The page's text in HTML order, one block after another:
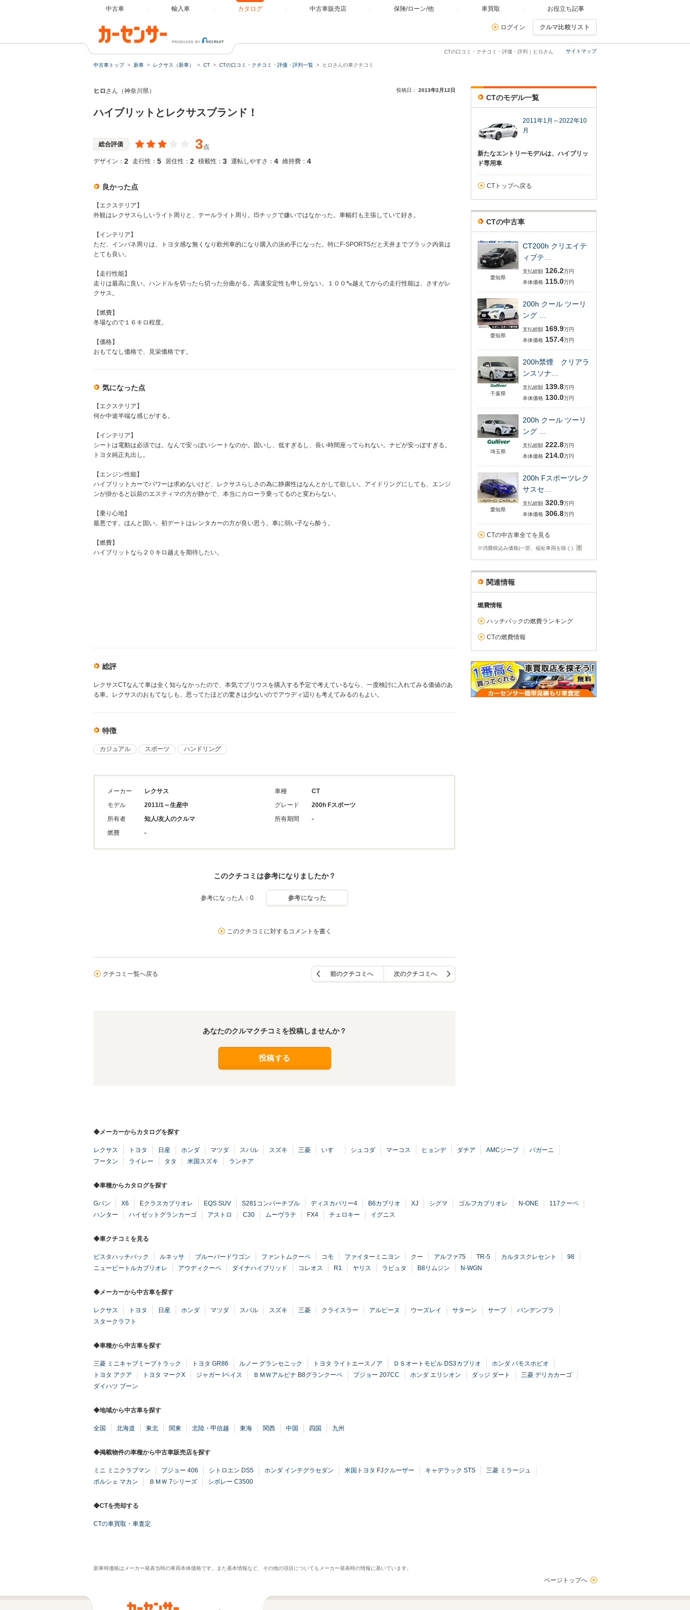
中古車 輸入車 カタログ 中古車販売店 保険/ローン/他 車買取 お役立ち記事
ログイン クルマ比較リスト
サイトマップ
CTの口コミ・クチコミ・評価・評判｜ヒロさん
中古車トップ 新車 レクサス（新車） CT CTの口コミ・クチコミ・評価・評判一覧 ヒロさんの車クチコミ
ヒロさん（神奈川県） 投稿日： 2013年2月12日
ハイブリットとレクサスブランド！
総合評価 3点
デザイン： 2 走行性： 5 居住性： 2 積載性： 3 運転しやすさ： 4 維持費： 4
良かった点
【エクステリア】
外観はレクサスらしいライト周りと、テールライト周り。ISチックで嫌いではなかった。車幅灯も主張していて好き。
【インテリア】
ただ、インパネ周りは、トヨタ感な無くなり欧州車的になり購入の決め手になった。特にF-SPORTSだと天井までブラック内装は
とても良い。
【走行性能】
走りは最高に良い。ハンドルを切ったら切った分曲がる。高速安定性も申し分ない。１００㌔越えてからの走行性能は、さすがレ
クサス。
【燃費】
冬場なので１６キロ程度。
【価格】
おもてなし価格で、見栄価格です。
気になった点
【エクステリア】
何か中途半端な感じがする。
【インテリア】
シートは電動は必須では。なんで安っぽいシートなのか。固いし、低すぎるし、長い時間座ってられない。ナビが安っぽすぎる。
トヨタ純正丸出し。
【エンジン性能】
ハイブリットカーでパワーは求めないけど、レクサスらしさの為に静粛性はなんとかして欲しい。アイドリングにしても、エンジ
ンが掛かると以前のエスティマの方が静かで、本当にカローラ乗ってるのと変わらない。
【乗り心地】
最悪です。ほんと固い。初デートはレンタカーの方が良い思う。車に弱い子なら酔う。
【燃費】
ハイブリットなら２０キロ越えを期待したい。
総評
レクサスCTなんて車は全く知らなかったので、本気でプリウスを購入する予定で考えているなら、一度検討に入れてみる価値のあ
る車。レクサスのおもてなしも、思ってたほどの驚きは少ないのでアウディ辺りも考えてみるのもよい。
特徴
カジュアル スポーツ ハンドリング
メーカー
レクサス
モデル
2011/1～生産中
所有者
知人/友人のクルマ
燃費
-
車種
CT
グレード
200h Fスポーツ
所有期間
-
このクチコミは参考になりましたか？
参考になった人：0 参考になった
このクチコミに対するコメントを書く
クチコミ一覧へ戻る 前のクチコミへ 次のクチコミへ
あなたのクルマクチコミを投稿しませんか？
投稿する
CTのモデル一覧
2011年1月～2022年10
月
新たなエントリーモデルは、ハイブリッ
ド専用車
CTトップへ戻る
CTの中古車
愛知県
CT200h クリエイテ
ィブテ…
支払総額 126.2万円
本体価格 115.0万円
愛知県
200h クール ツーリ
ング …
支払総額 169.9万円
本体価格 157.4万円
千葉県
200h禁煙 クリアラ
ンスソナ…
支払総額 139.8万円
本体価格 130.0万円
埼玉県
200h クール ツーリ
ング …
支払総額 222.8万円
本体価格 214.0万円
愛知県
200h Fスポーツレク
サスセ…
支払総額 320.9万円
本体価格 306.8万円
CTの中古車全てを見る
※消費税込み価格(一部、福祉車両を除く)
関連情報
燃費情報
ハッチバックの燃費ランキング
CTの燃費情報
◆メーカーからカタログを探す
レクサス トヨタ 日産 ホンダ マツダ スバル スズキ 三菱 いすゞ シュコダ マーコス ヒョンデ ダチア AMCジープ
パガーニ
フータン
ライレー タタ 米国スズキ ランチア
◆車種からカタログを探す
Gバン X6 Eクラスカブリオレ EQS SUV S281コンバーチブル ディスカバリー4 B6カブリオ XJ シグマ ゴルフカブリオレ N-ONE
117クーペ
ハンター
ハイゼットグランカーゴ アストロ C30 ムーヴラテ FX4 チェロキー イグニス
◆車クチコミを見る
ビスタハッチバック ルネッサ ブルーバードワゴン ファントムクーペ コモ ファイターミニヨン クー アルファ75 TR-5 カルタスクレセント
98
ニュービートルカブリオレ
アウディクーペ ダイナハイブリッド コレオス R1 ヤリス ラピュタ B8リムジン N-WGN
◆メーカーから中古車を探す
レクサス トヨタ 日産 ホンダ マツダ スバル スズキ 三菱 クライスラー アルピーヌ ウーズレイ サターン サーブ
バンデンプラ
スタークラフト
◆車種から中古車を探す
三菱 ミニキャブミーブトラック トヨタ GR86 ルノー グランセニック トヨタ ライトエースノア ＤＳオートモビル DS3カブリオ
ホンダ バモスホビオ
トヨタ アクア
トヨタ マークX ジャガー Iペイス ＢＭＷアルピナ B8グランクーペ プジョー 207CC ホンダ エリシオン ダッジ ダート
三菱 デリカカーゴ
ダイハツ ブーン
◆地域から中古車を探す
全国 北海道 東北 関東 北陸・甲信越 東海 関西 中国 四国 九州
◆掲載物件の車種から中古車販売店を探す
ミニ ミニクラブマン プジョー 406 シトロエン DS5 ホンダ インテグラセダン 米国トヨタ FJクルーザー キャデラック STS
三菱 ミラージュ
ポルシェ マカン
ＢＭＷ 7シリーズ シボレー C3500
◆CTを売却する
CTの車買取・車査定
新車時価格はメーカー発表当時の車両本体価格です。また基本情報など、その他の項目についてもメーカー発表時の情報に基いています。
ページトップへ